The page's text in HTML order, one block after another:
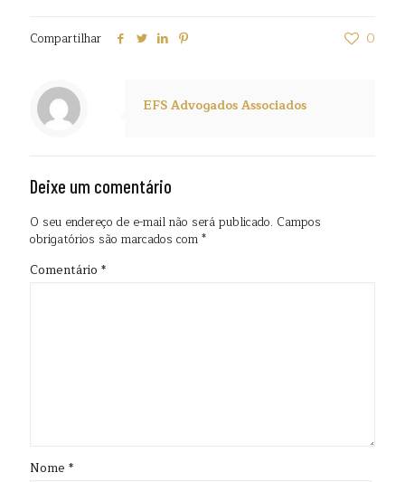
Compartilhar 0
EFS Advogados Associados
Deixe um comentário
O seu endereço de e-mail não será publicado. Campos
obrigatórios são marcados com*
Comentário *
Nome *